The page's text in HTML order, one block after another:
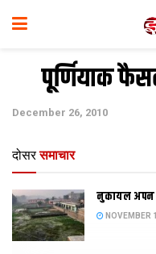
पूर्णियाक
December 26, 2010
दोसर समाचार
नुकायल अपन
NOVEMBER